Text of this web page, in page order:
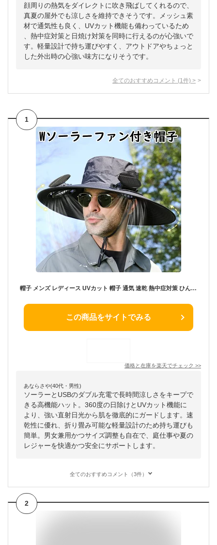
顔周りの熱気をダイレクトに吹き飛ばしてくれるので、
真夏の屋外でも涼しさを維持できそうです。メッシュ素
材で通気性も良く、UVカット機能も備わっているため
、熱中症対策と日焼け対策を同時に行えるのが心強いで
す。軽量設計で持ち運びやすく、アウトドアやちょっと
した外出時の心強い味方になりそうです。
全てのおすすめコメント (1 件) >
1
帽子 メンズ レディース UVカット 帽子 通気 速乾 熱中症対策 ひんやりキャップ ソーラーファン付き サファリハット アウトドア 登山 釣り用 360度日除け ハット 折りたたみ 携帯便利 通勤 自転車 遠足 グッズ 防水 サイズ調整可
この商品をサイトでみる
価格と在庫を楽天でチェック >>
あならさや(40代・男性)
ソーラーとUSBのダブル充電で長時間涼しさをキープで
きる高機能ハット。360度の日除けとUVカット機能に
より、強い直射日光から肌を徹底的にガードします。速
乾性に優れ、折り畳み可能な軽量設計のため持ち運びも
簡単。男女兼用かつサイズ調整も自在で、庭仕事や夏の
レジャーを快適かつ安全にサポートします。
全てのおすすめコメント（3件）
2